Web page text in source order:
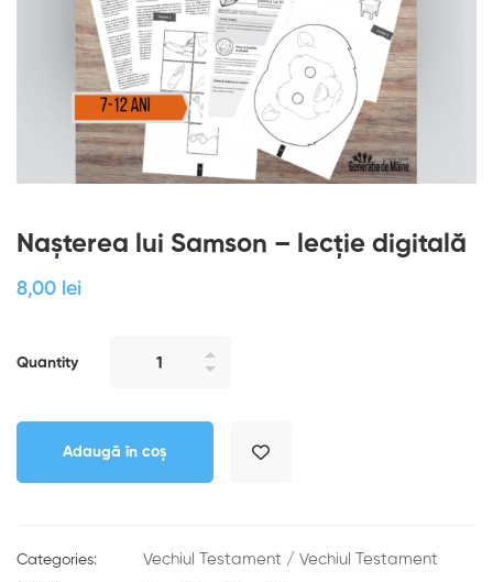
Nașterea lui Samson – lecție digitală
8,00 lei
Quantity
Adaugă în coș
Categories: Vechiul Testament / Vechiul Testament